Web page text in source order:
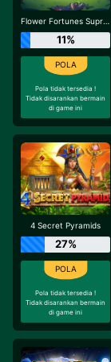
Flower Fortunes Supreme
11%
Pola tidak tersedia !
Tidak disarankan bermain
di game ini
4 Secret Pyramids
27%
Pola tidak tersedia !
Tidak disarankan bermain
di game ini